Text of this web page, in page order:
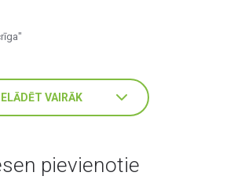
IELĀDĒT VAIRĀK
pievienotie